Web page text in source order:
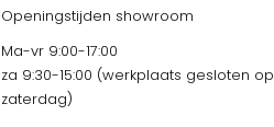
Openingstijden showroom
Ma-vr 9:00-17:00
za 9:30-15:00 (werkplaats gesloten op
zaterdag)